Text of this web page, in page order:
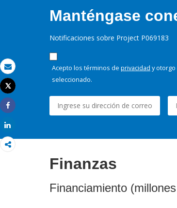
Correo electrónico
Imprimir
Tweet
Share
Manténgase
Notificaciones sobre Project P069183
Acepto los términos de privacidad y
seleccionado.
Finanzas
Financiamiento